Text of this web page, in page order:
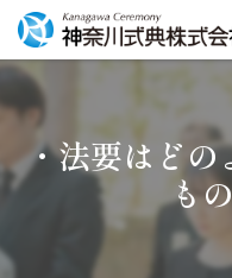
・法要はどの
も